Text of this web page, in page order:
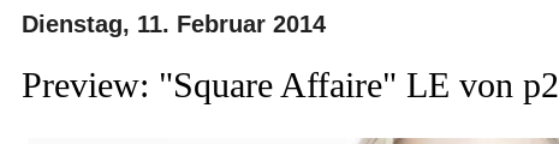
Dienstag, 11. Februar 2014
Preview: "Square Affaire" LE von p2